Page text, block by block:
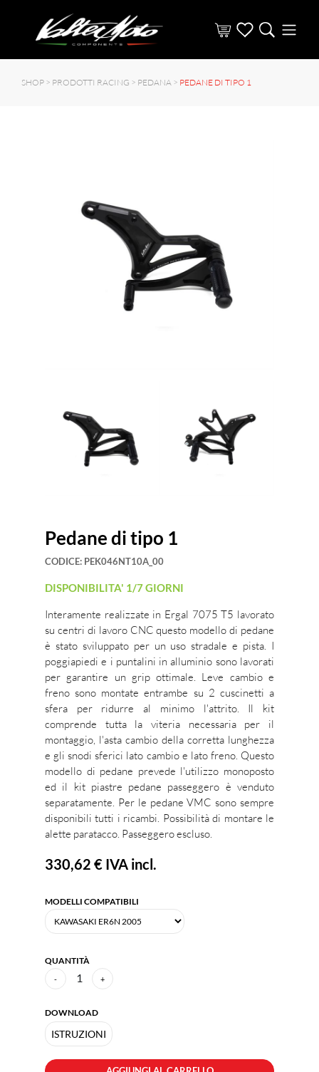
SHOP > PRODOTTI RACING > PEDANA > PEDANE DI TIPO 1
Pedane di tipo 1
CODICE: PEK046NT10A_00
DISPONIBILITA' 1/7 GIORNI
Interamente realizzate in Ergal 7075 T5 lavorato
su centri di lavoro CNC questo modello di pedane
è stato sviluppato per un uso stradale e pista. I
poggiapiedi e i puntalini in alluminio sono lavorati
per garantire un grip ottimale. Leve cambio e
freno sono montate entrambe su 2 cuscinetti a
sfera per ridurre al minimo l'attrito. Il kit
comprende tutta la viteria necessaria per il
montaggio, l'asta cambio della corretta lunghezza
e gli snodi sferici lato cambio e lato freno. Questo
modello di pedane prevede l'utilizzo monoposto
ed il kit piastre pedane passeggero è venduto
separatamente. Per le pedane VMC sono sempre
disponibili tutti i ricambi. Possibilità di montare le
alette paratacco. Passeggero escluso.
330,62 € IVA incl.
MODELLI COMPATIBILI
QUANTITÀ
- 1 +
DOWNLOAD
ISTRUZIONI